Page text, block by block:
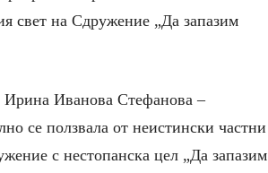
свет на Сдружение „Да запазим
Ирина Иванова Стефанова –
се ползвала от неистински частни
с нестопанска цел „Да запазим